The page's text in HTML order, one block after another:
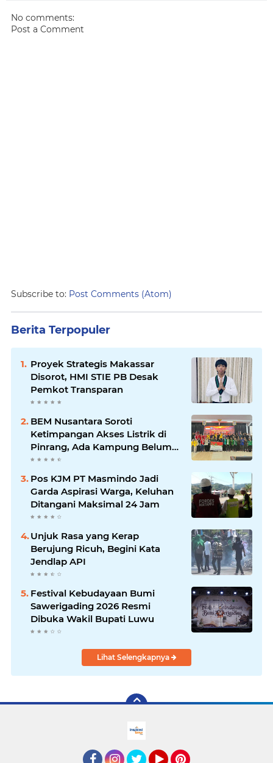
No comments:
Post a Comment
Subscribe to: Post Comments (Atom)
Berita Terpopuler
Proyek Strategis Makassar
Disorot, HMI STIE PB Desak
Pemkot Transparan
BEM Nusantara Soroti
Ketimpangan Akses Listrik di
Pinrang, Ada Kampung Belum
Terlayani
Pos KJM PT Masmindo Jadi
Garda Aspirasi Warga, Keluhan
Ditangani Maksimal 24 Jam
Unjuk Rasa yang Kerap
Berujung Ricuh, Begini Kata
Jendlap API
Festival Kebudayaan Bumi
Sawerigading 2026 Resmi
Dibuka Wakil Bupati Luwu
Lihat Selengkapnya